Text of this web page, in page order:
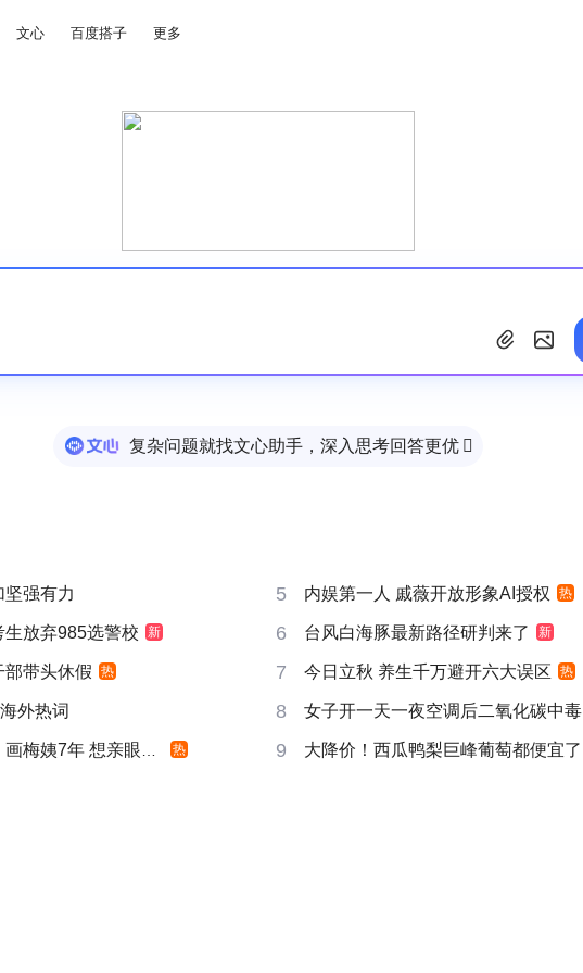
文心 百度搭子 更多
复杂问题就找文心助手，深入思考回答更优 
强有力 5 内娱第一人 戚薇开放形象AI授权 热
生放弃985选警校 新 6 台风白海豚最新路径研判来了 新
部带头休假 热 7 今日立秋 养生千万避开六大误区 热
外热词 8 女子开一天一夜空调后二氧化碳中毒
姨7年 想亲眼看看 热 9 大降价！西瓜鸭梨巨峰葡萄都便宜了